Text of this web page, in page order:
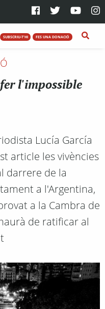
SUBSCRIU-T'HI FES UNA DONACIÓ
l'impossible
Lucía García
article les vivències
darrere de la
a l'Argentina,
a la Cambra de
de ratificar al